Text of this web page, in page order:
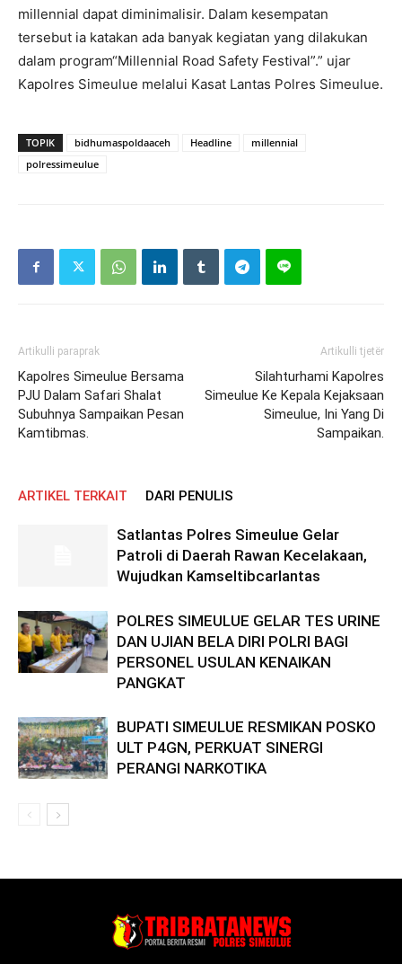
millennial dapat diminimalisir. Dalam kesempatan
tersebut ia katakan ada banyak kegiatan yang dilakukan
dalam program“Millennial Road Safety Festival”.” ujar
Kapolres Simeulue melalui Kasat Lantas Polres Simeulue.
TOPIK bidhumaspoldaaceh Headline
millennial
polressimeulue
Artikulli paraprak
Kapolres Simeulue Bersama
PJU Dalam Safari Shalat
Subuhnya Sampaikan Pesan
Kamtibmas.
Artikulli tjetër
Silahturhami Kapolres
Simeulue Ke Kepala Kejaksaan
Simeulue, Ini Yang Di
Sampaikan.
ARTIKEL TERKAIT DARI PENULIS
Satlantas Polres Simeulue Gelar
Patroli di Daerah Rawan Kecelakaan,
Wujudkan Kamseltibcarlantas
POLRES SIMEULUE GELAR TES URINE
DAN UJIAN BELA DIRI POLRI BAGI
PERSONEL USULAN KENAIKAN
PANGKAT
BUPATI SIMEULUE RESMIKAN POSKO
ULT P4GN, PERKUAT SINERGI
PERANGI NARKOTIKA